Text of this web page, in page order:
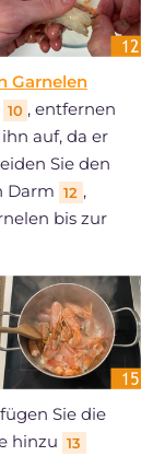
Garnelen
10 , entfernen
auf, da er
Sie den
Darm 12 ,
bis zur
Sie die
hinzu 13